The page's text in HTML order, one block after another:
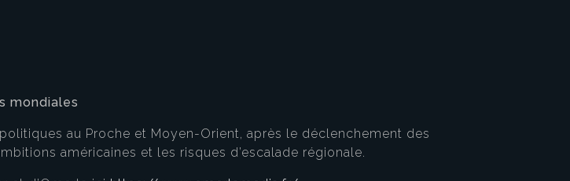
mondiales
au Proche et Moyen-Orient, après le déclenchement des
américaines et les risques d’escalade régionale.